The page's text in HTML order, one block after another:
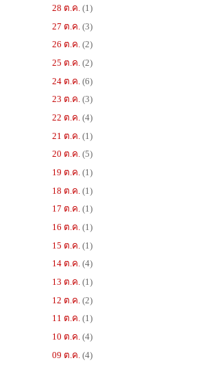
28 ต.ค. (1)
27 ต.ค. (3)
26 ต.ค. (2)
25 ต.ค. (2)
24 ต.ค. (6)
23 ต.ค. (3)
22 ต.ค. (4)
21 ต.ค. (1)
20 ต.ค. (5)
19 ต.ค. (1)
18 ต.ค. (1)
17 ต.ค. (1)
16 ต.ค. (1)
15 ต.ค. (1)
14 ต.ค. (4)
13 ต.ค. (1)
12 ต.ค. (2)
11 ต.ค. (1)
10 ต.ค. (4)
09 ต.ค. (4)